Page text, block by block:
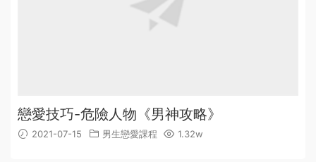
戀愛技巧-危險人物《男神攻略》
2021-07-15 男生戀愛課程 1.32w